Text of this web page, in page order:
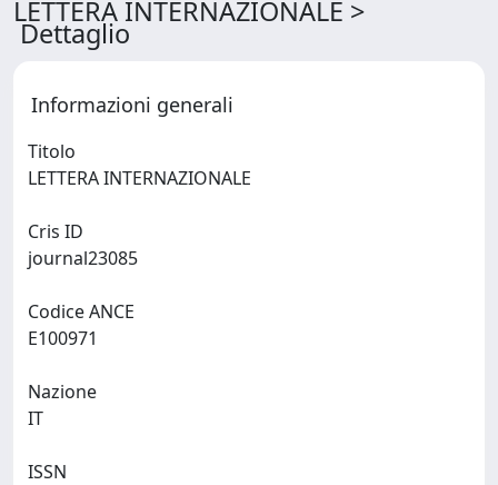
LETTERA INTERNAZIONALE >
Dettaglio
Informazioni generali
Titolo
Cris ID
Codice ANCE
Nazione
ISSN